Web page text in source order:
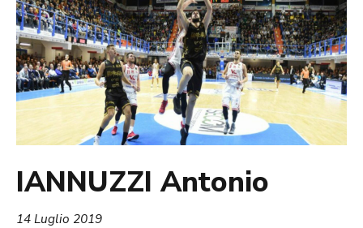
IANNUZZI Antonio
14 Luglio 2019